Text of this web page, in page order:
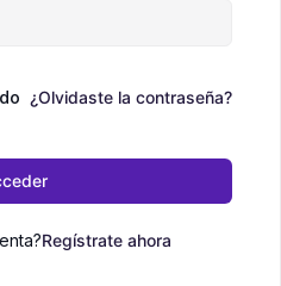
¿Olvidaste la contraseña?
Regístrate ahora